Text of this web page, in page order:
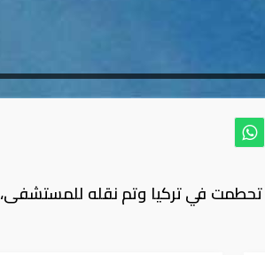
تحطمت في تركيا وتم نقله للمستشفى،